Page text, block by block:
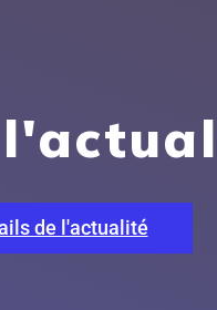
de l'actualité